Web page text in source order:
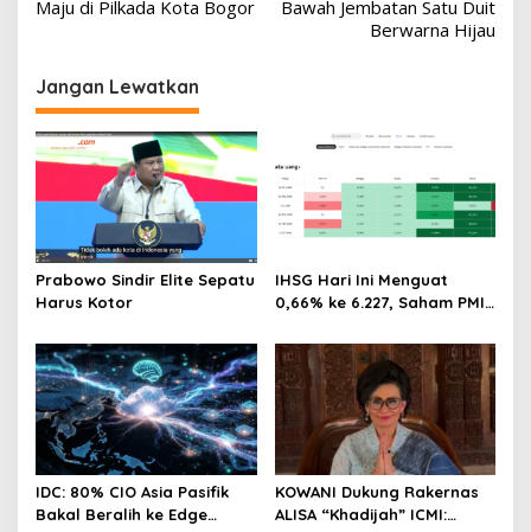
Maju di Pilkada Kota Bogor
Bawah Jembatan Satu Duit
Berwarna Hijau
Jangan Lewatkan
Prabowo Sindir Elite Sepatu
Harus Kotor
IHSG Hari Ini Menguat
0,66% ke 6.227, Saham PMII,
28%! Ini Daftar Saham
Paling Cuan & Volume
Tertinggi 31 Juli 2026
IDC: 80% CIO Asia Pasifik
Bakal Beralih ke Edge
KOWANI Dukung Rakernas
ALISA “Khadijah” ICMI: